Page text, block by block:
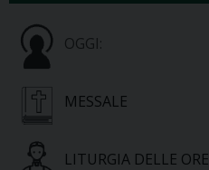
OGGI:
MESSALE
LITURGIA DELLE ORE